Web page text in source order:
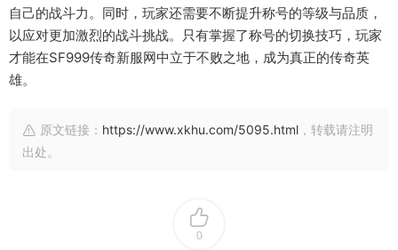
自己的战斗力。同时，玩家还需要不断提升称号的等级与品质，
以应对更加激烈的战斗挑战。只有掌握了称号的切换技巧，玩家
才能在SF999传奇新服网中立于不败之地，成为真正的传奇英
雄。
原文链接： https://www.xkhu.com/5095.html ，转载请注明
出处。
0